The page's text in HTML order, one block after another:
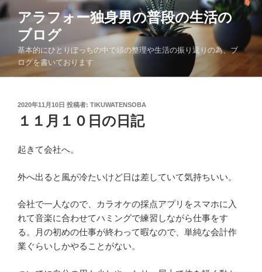
コ
ン
へ
アラフォー独身男の普段の生活の
ブログ
基本的にひとりぼっちの中で頭の整理や生活の振り返りの為、ブ
ログを書いております
投
稿
日:
2020年11月10日 投稿者: TIKUWATENSOBA
１１月１０日の日記
起きて会社へ。
外へ出ると風が冷たいけど日は差していて気持ちいい。
会社で一人なので、カラオケの採点アプリをスマホに入
れて音楽に合わせてハミングで練習しながら仕事をす
る。月の初めの仕事が終わって暇なので、単純な会計作
業ぐらいしかやることがない。